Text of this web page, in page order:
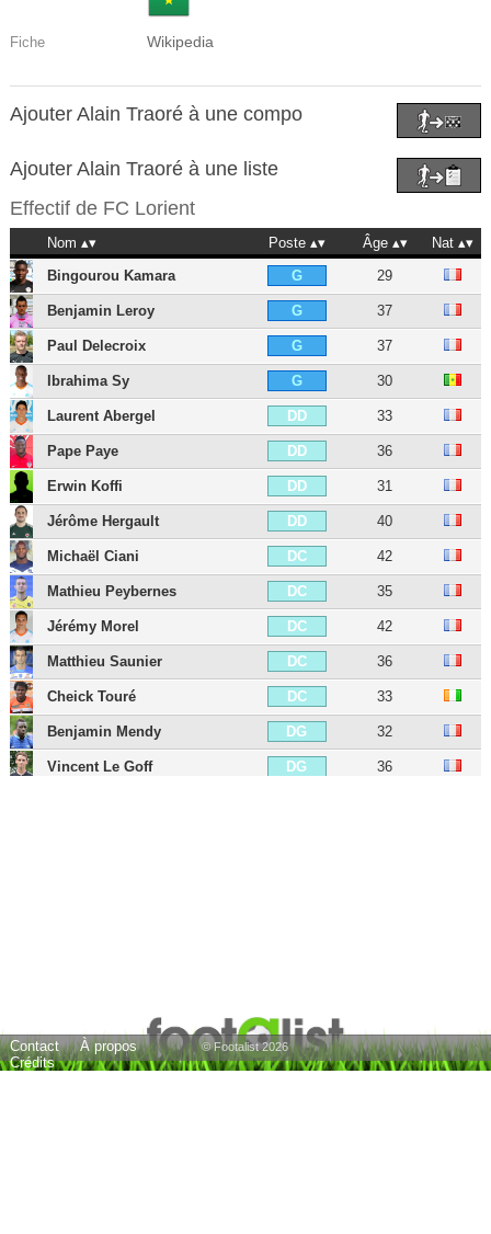
Fiche Wikipedia
Ajouter Alain Traoré à une compo
Ajouter Alain Traoré à une liste
Effectif de FC Lorient
Nom Poste Âge
Nat
Bingourou Kamara
G 29
Benjamin Leroy G 37
Paul Delecroix G 37
Ibrahima Sy G 30
Laurent Abergel DD 33
Pape Paye DD 36
Erwin Koffi DD 31
Jérôme Hergault DD 40
Michaël Ciani DC 42
Mathieu Peybernes DC 35
Jérémy Morel DC 42
Matthieu Saunier DC 36
Cheick Touré DC 33
Benjamin Mendy DG 32
Vincent Le Goff DG 36
Majeed Waris ATT 34
Contact
À propos
Crédits
© Footalist 2026